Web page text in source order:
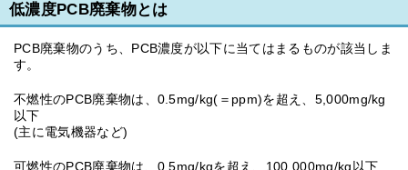
低濃度PCB廃棄物とは
PCB廃棄物のうち、PCB濃度が以下に当てはまるものが該当しま
す。
不燃性のPCB廃棄物は、0.5mg/kg(＝ppm)を超え、5,000mg/kg
以下
(主に電気機器など)
可燃性のPCB廃棄物は、0.5mg/kgを超え、100,000mg/kg以下